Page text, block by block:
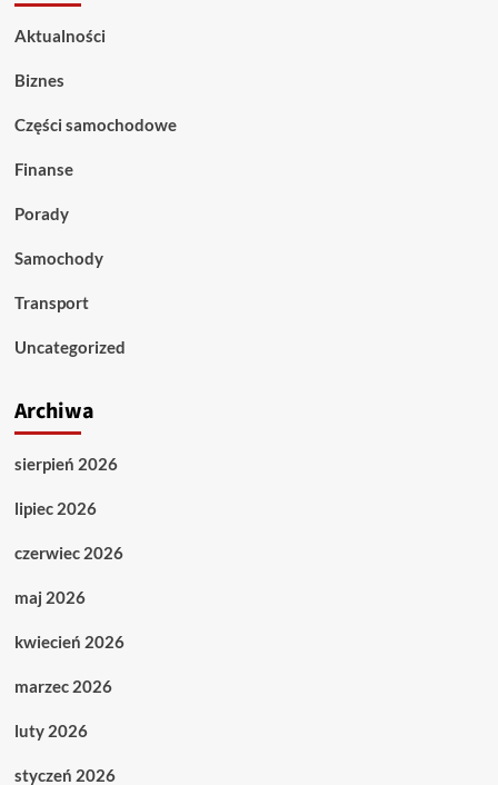
Aktualności
Biznes
Części samochodowe
Finanse
Porady
Samochody
Transport
Uncategorized
Archiwa
sierpień 2026
lipiec 2026
czerwiec 2026
maj 2026
kwiecień 2026
marzec 2026
luty 2026
styczeń 2026